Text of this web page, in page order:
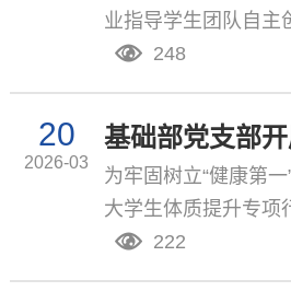
业指导学生团队自主
248
20
2026-03
基础部党支部
为牢固树立“健康第
大学生体质提升专项
222